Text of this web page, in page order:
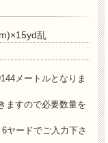
乱
メートルとなりま
ますので必要数量を
ヤードでご入力下さ